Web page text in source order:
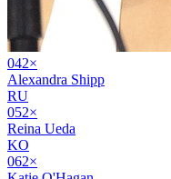
042×
Alexandra Shipp
RU
052×
Reina Ueda
KO
062×